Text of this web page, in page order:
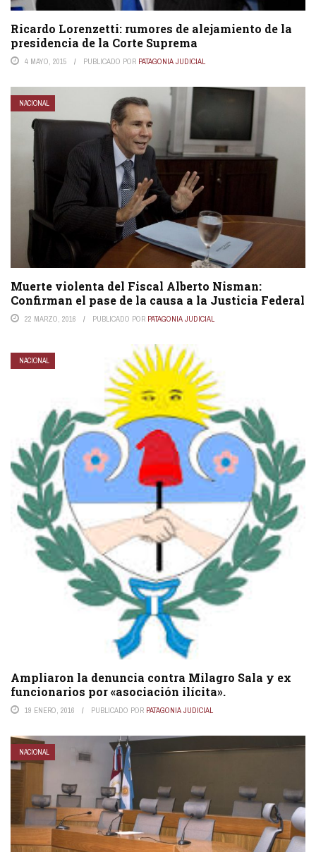
Ricardo Lorenzetti: rumores de alejamiento de la
presidencia de la Corte Suprema
4 MAYO, 2015 PUBLICADO POR PATAGONIA JUDICIAL
NACIONAL
Muerte violenta del Fiscal Alberto Nisman:
Confirman el pase de la causa a la Justicia Federal
22 MARZO, 2016 PUBLICADO POR PATAGONIA JUDICIAL
NACIONAL
Ampliaron la denuncia contra Milagro Sala y ex
funcionarios por «asociación ilícita».
19 ENERO, 2016 PUBLICADO POR PATAGONIA JUDICIAL
NACIONAL